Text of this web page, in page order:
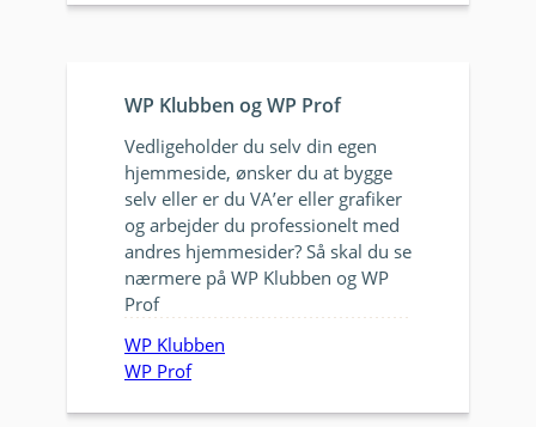
WP Klubben og WP Prof
Vedligeholder du selv din egen
hjemmeside, ønsker du at bygge
selv eller er du VA’er eller grafiker
og arbejder du professionelt med
andres hjemmesider? Så skal du se
nærmere på WP Klubben og WP
Prof
WP Klubben
WP Prof